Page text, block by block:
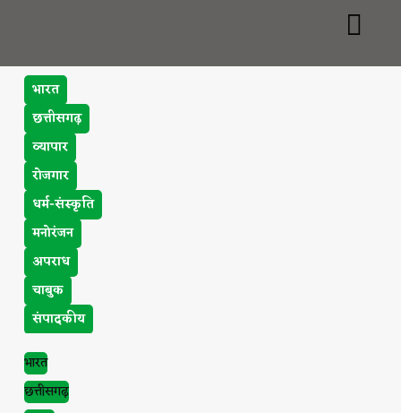
भारत
छत्तीसगढ़
व्यापार
रोजगार
धर्म-संस्कृति
मनोरंजन
अपराध
चाबुक
संपादकीय
भारत
छत्तीसगढ़